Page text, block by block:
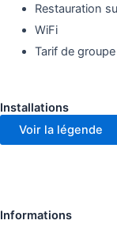
Restauration
WiFi
Tarif de groupe
Installations
Voir la légende
Informations